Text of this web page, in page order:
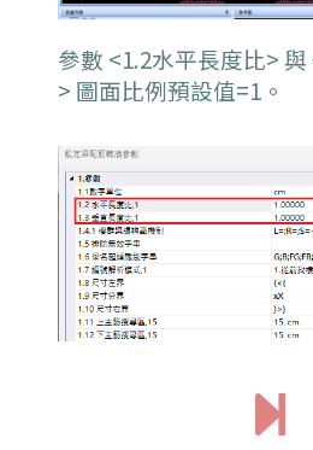
參數 <1.2水平長度比>
> 圖面比例預設值=1。